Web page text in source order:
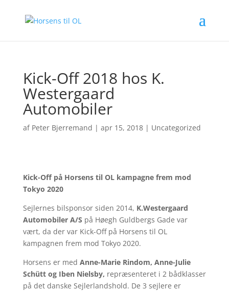
Kick-Off 2018 hos K.
Westergaard
Automobiler
af Peter Bjerremand | apr 15, 2018| Uncategorized
Kick-Off på Horsens til OL kampagne frem mod
Tokyo 2020
Sejlernes bilsponsor siden 2014, K.Westergaard
Automobiler A/S på Høegh Guldbergs Gade var
vært, da der var Kick-Off på Horsens til OL
kampagnen frem mod Tokyo 2020.
Horsens er med Anne-Marie Rindom, Anne-Julie
Schütt og Iben Nielsby, repræsenteret i 2 bådklasser
på det danske Sejlerlandshold. De 3 sejlere er